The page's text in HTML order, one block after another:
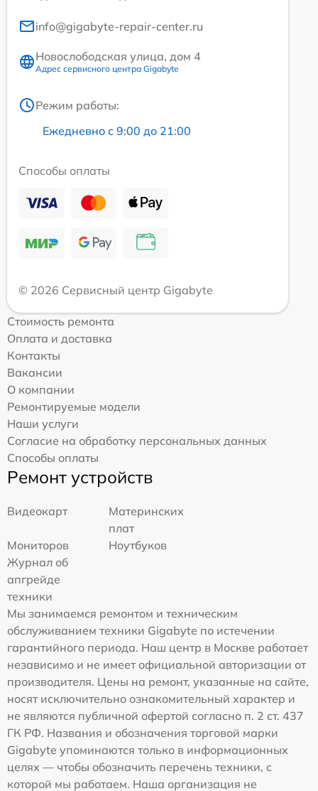
info@gigabyte-repair-center.ru
Новослободская улица, дом 4
Адрес сервисного центра Gigabyte
Режим работы:
Ежедневно с 9:00 до 21:00
Способы оплаты
© 2026 Сервисный центр Gigabyte
Стоимость ремонта
Оплата и доставка
Контакты
Вакансии
О компании
Ремонтируемые модели
Наши услуги
Согласие на обработку персональных данных
Способы оплаты
Ремонт устройств
Видеокарт
Материнских
плат
Мониторов
Ноутбуков
Журнал об
апгрейде
техники
Мы занимаемся ремонтом и техническим
обслуживанием техники Gigabyte по истечении
гарантийного периода. Наш центр в Москве работает
независимо и не имеет официальной авторизации от
производителя. Цены на ремонт, указанные на сайте,
носят исключительно ознакомительный характер и
не являются публичной офертой согласно п. 2 ст. 437
ГК РФ. Названия и обозначения торговой марки
Gigabyte упоминаются только в информационных
целях — чтобы обозначить перечень техники, с
которой мы работаем. Наша организация не